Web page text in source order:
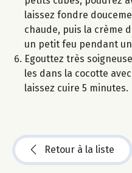
laissez fondre
chaude, puis la crème
un petit feu pendant
Egouttez très
les dans la cocotte
laissez cuire 5
Retour à la liste